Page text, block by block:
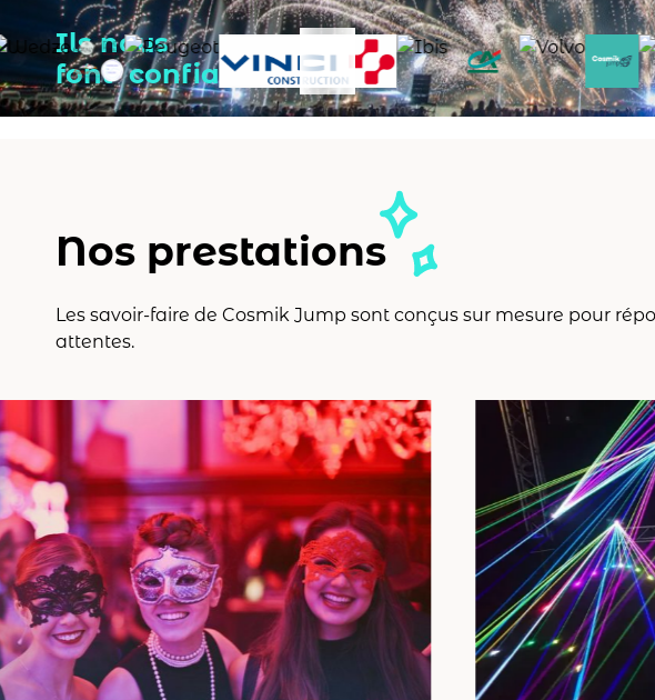
Ils nous
font confiance
Nos prestations
Les savoir-faire de Cosmik Jump sont conçus sur mesure pour
attentes.